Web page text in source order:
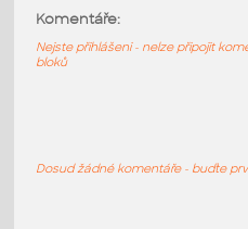
Lego 10247-
Lego 10197-
Komentáře:
Nejste přihlášeni - nelze připojit
bloků
Dosud žádné komentáře - buďte